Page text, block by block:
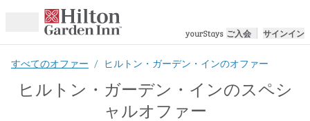
コンテンツに移動
yourStays ご入会 サインイン
すべてのオファー / ヒルトン・ガーデン・インのオファー
ヒルトン・ガーデン・インのスペシ
ャルオファー